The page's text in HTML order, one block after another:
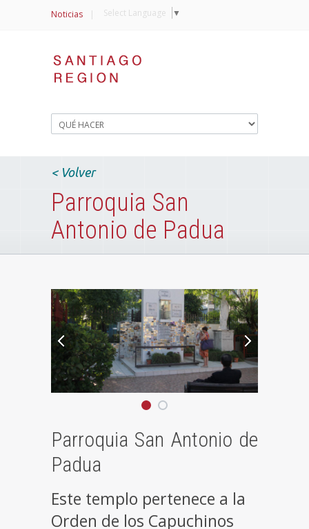
Noticias | Select Language ▼
< Volver
Parroquia San
Antonio de Padua
Parroquia San Antonio de
Padua
Este templo pertenece a la
Orden de los Capuchinos